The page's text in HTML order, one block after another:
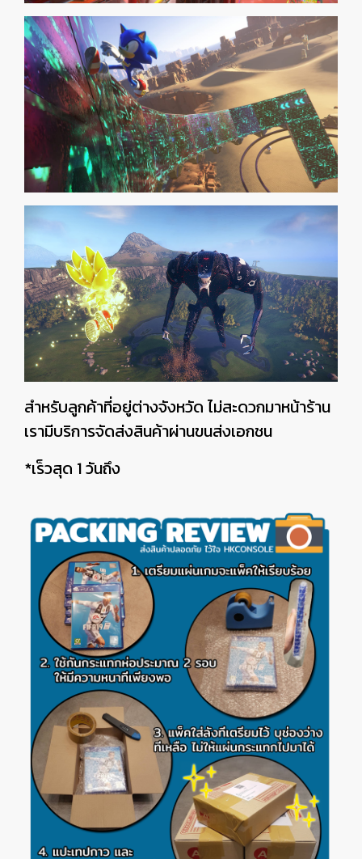
สำหรับลูกค้าที่อยู่ต่างจังหวัด ไม่สะดวกมาหน้าร้าน
เรามีบริการจัดส่งสินค้าผ่านขนส่งเอกชน
*เร็วสุด 1 วันถึง